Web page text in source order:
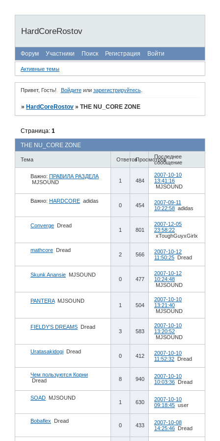
HardCoreRostov
Форум Участники Поиск Регистрация Войти
Активные темы
Привет, Гость! Войдитеили зарегистрируйтесь.
» HardCoreRostov »THE NU_CORE ZONE
THE NU_CORE ZONE
Страница:1
Тема ОтветовПросмотровПоследнее
сообщение
Важно: ПРАВИЛА РАЗДЕЛА
MJSOUND
1 484
2007-10-10
13:41:16
MJSOUND
Важно: HARDCORE adidas
0 454
2007-09-11
10:22:58 adidas
Converge Dread
1 801
2007-12-05
23:58:22
xToughGuyxGirlx
mathcore Dread
2 566
2007-10-12
11:50:25 Dread
Skunk Anansie MJSOUND
0 477
2007-10-12
10:24:48
MJSOUND
PANTERA MJSOUND
1 504
2007-10-10
13:21:40
MJSOUND
FIELDY'S DREAMS Dread
3 583
2007-10-10
13:20:52
MJSOUND
Uratasakidogi Dread
0 412
2007-10-10
11:52:32 Dread
Чем пользуются Корни
Dread
8 940
2007-10-10
10:03:36 Dread
SOAD MJSOUND
1 630
2007-10-10
09:18:45 user
Bobaflex Dread
0 433
2007-10-08
14:25:46 Dread